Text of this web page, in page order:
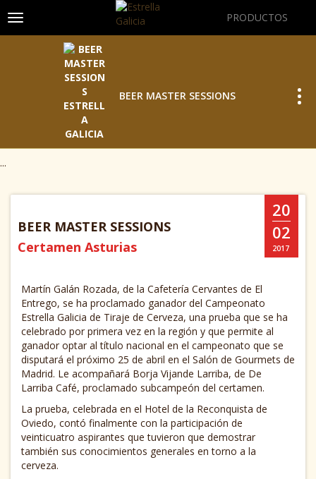
PRODUCTOS
Toggle navigation
BEER MASTER SESSIONS
...
20
02
2017
BEER MASTER SESSIONS
Certamen Asturias
Martín Galán Rozada, de la Cafetería Cervantes de El
Entrego, se ha proclamado ganador del Campeonato
Estrella Galicia de Tiraje de Cerveza, una prueba que se ha
celebrado por primera vez en la región y que permite al
ganador optar al título nacional en el campeonato que se
disputará el próximo 25 de abril en el Salón de Gourmets de
Madrid. Le acompañará Borja Vijande Larriba, de De
Larriba Café, proclamado subcampeón del certamen.
La prueba, celebrada en el Hotel de la Reconquista de
Oviedo, contó finalmente con la participación de
veinticuatro aspirantes que tuvieron que demostrar
también sus conocimientos generales en torno a la
cerveza.